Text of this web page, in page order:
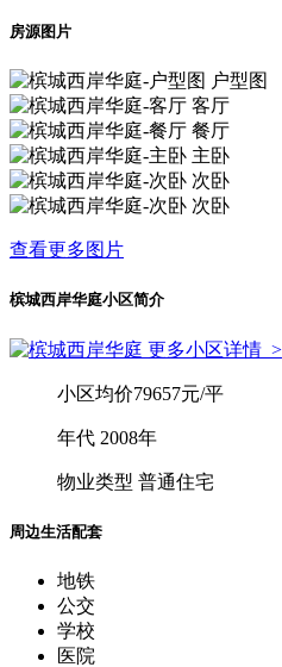
房源图片
户型图
客厅
餐厅
主卧
次卧
次卧
查看更多图片
槟城西岸华庭小区简介
更多小区详情 >
小区均价79657元/平
年代 2008年
物业类型 普通住宅
周边生活配套
地铁
公交
学校
医院